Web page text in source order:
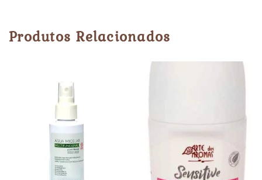
Produtos Relacionados